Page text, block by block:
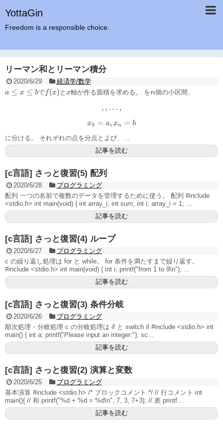
YottaGin
Freedom is a responsible choice.
リーマン和とリーマン積分
2020/6/29
経済学/数学
a≤ x≤ b でf(x) とx軸が作る面積を求める。 をn個の小区間、
, ,… ,
x0=a, xn= b
に分ける。 それぞれの点を分点とよび、...
記事を読む
[c言語] さっと復習(5) 配列
2020/6/28
プログラミング
配列 一つの名前で複数のデータを管理するために使う。 配列 #include
<stdio.h> int main(void) { int array_i; int sum; int i; array_i = 1; ...
記事を読む
[c言語] さっと復習(4) ループ
2020/6/27
プログラミング
c の繰り返し処理は for と while。 for 条件を満たすまで繰り返す。
#include <stdio.h> int main(void) { int i; printf("from 1 to 9\n"); ...
記事を読む
[c言語] さっと復習(3) 条件分岐
2020/6/26
プログラミング
順次処理・分岐処理 c の分岐処理は if と switch if #include <stdio.h> int
main() { int a; printf("Please input an integer:"); sc...
記事を読む
[c言語] さっと復習(2) 演算と変数
2020/6/25
プログラミング
基本演算 #include <stdio.h> /* ブロックコメント */ // 行コメント int
main(){ // 和 printf("%d + %d = %d\n", 7, 3, 7+3); // 差 printf...
記事を読む